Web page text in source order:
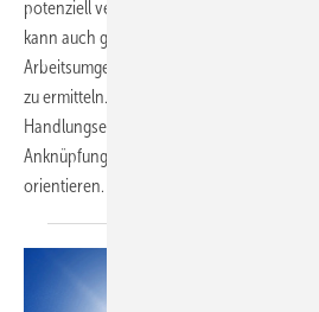
potenziell verbundener
kann auch gerade dafür eingesetzt werden,
Arbeitsumgebungen einfacher und besser
zu ermitteln. Für beide Aspekte gibt es
Handlungsempfehlungen. Bis dahin hilft
Anknüpfungspunkten mit grundsätzlich
orientieren.